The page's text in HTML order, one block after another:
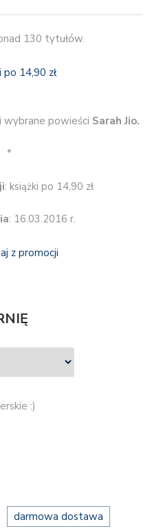
130 tytułów.
wybrane powieści Sarah Jio.
*
: książki po 14,90 zł
: 16.03.2016 r.
z promocji
:)
darmowa dostawa